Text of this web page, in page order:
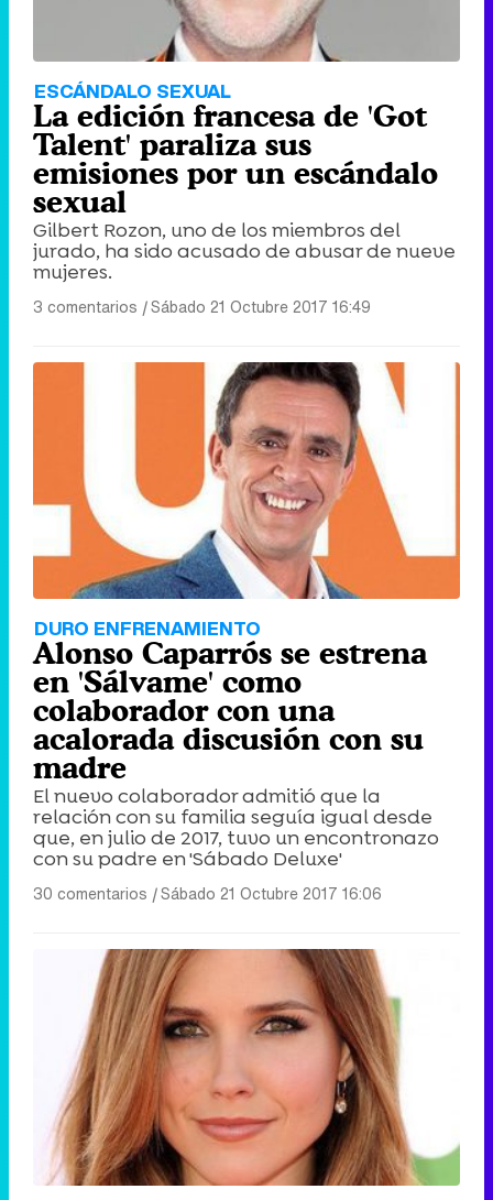
ESCÁNDALO SEXUAL
La edición francesa de 'Got
Talent' paraliza sus
emisiones por un escándalo
sexual
Gilbert Rozon, uno de los miembros del
jurado, ha sido acusado de abusar de nueve
mujeres.
3 comentarios |Sábado 21 Octubre 2017 16:49
DURO ENFRENAMIENTO
Alonso Caparrós se estrena
en 'Sálvame' como
colaborador con una
acalorada discusión con su
madre
El nuevo colaborador admitió que la
relación con su familia seguía igual desde
que, en julio de 2017, tuvo un encontronazo
con su padre en 'Sábado Deluxe'
30 comentarios |Sábado 21 Octubre 2017 16:06